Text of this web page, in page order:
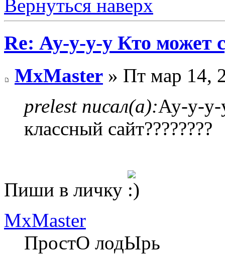
Вернуться наверх
Re: Ау-у-у-у Кто может
MxMaster » Пт мар 14,
prelest писал(а):Ау-у-у-
классный сайт????????
Пиши в личку
MxMaster
ПростО лодЫрь